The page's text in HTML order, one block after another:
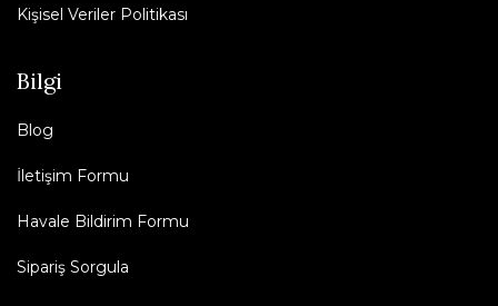
Kişisel Veriler Politikası
Bilgi
Blog
İletişim Formu
Havale Bildirim Formu
Sipariş Sorgula